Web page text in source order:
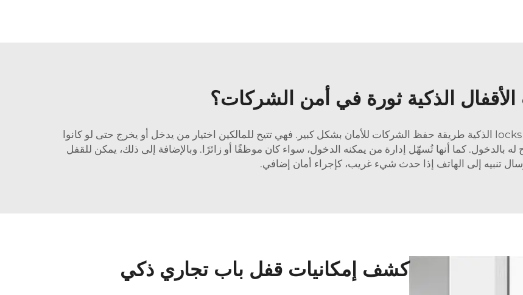
الذكية ثورة في أمن الشركات؟
إنها أداة تستخدمها شركاتنا لحماية نفسها، وقد غيرت الق locks الذكية طريقة حفظ الشركات للأمان بشكل كبير. فهي تتيح للمالكين اختيار من يدخل أو يخرج حتى لو كانوا
كما أنها تُسهّل إدارة من يمكنه الدخول، سواء كان موظفًا أو زائرًا. وبالإضافة إلى ذلك، يمكن للقفل
تنبيه إلى الهاتف إذا حدث شيء غريب، كإجراء أمان إضافي.
كشف إمكانيات قفل باب تجاري ذكي